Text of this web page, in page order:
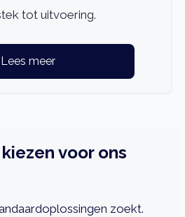
tot uitvoering.
Lees meer
voor ons
zoekt.